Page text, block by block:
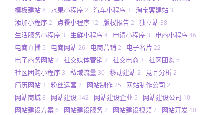
模板建站8 水果小程序2 汽车小程序 3 淘宝客建站 3
添加小程序2 点餐小程序 12 版权报告2 独立站 38
生活服务小程序 3 生鲜小程序4 申请小程序 3 电商小程序46
电商直播 5 电商网站26 电商营销 2 电子名片 22
电子商务网站2 社交媒体营销 7 社交电商 3 社区团购 5
社区团购小程序 3 私域流量 30 移动建站2 竞品分析2
简历网站 3 粉丝运营2 网站制作25 网站制作公司 2
网站商城8 网站建设 142 网站建设企业 5 网站建设公司 10
网站建设方案6 网站建设服务2 网站建设视频2 网站开发 10